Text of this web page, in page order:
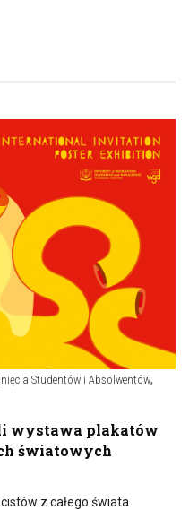
Studentów i Absolwentów,
wystawa plakatów
światowych
z całego świata